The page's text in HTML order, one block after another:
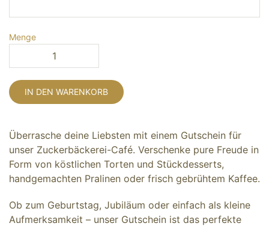
Menge
IN DEN WARENKORB
Überrasche deine Liebsten mit einem Gutschein für
unser Zuckerbäckerei-Café. Verschenke pure Freude in
Form von köstlichen Torten und Stückdesserts,
handgemachten Pralinen oder frisch gebrühtem Kaffee.
Ob zum Geburtstag, Jubiläum oder einfach als kleine
Aufmerksamkeit – unser Gutschein ist das perfekte